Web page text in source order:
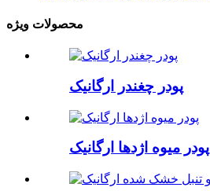
محصولات ویژه
پودر چغندر ارگانیک
پودر میوه اژدها ارگانیک